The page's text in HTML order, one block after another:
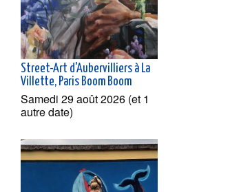
Street-Art d'Aubervilliers à La
Villette, Paris Boom Boom
Samedi 29 août 2026 (et 1
autre date)